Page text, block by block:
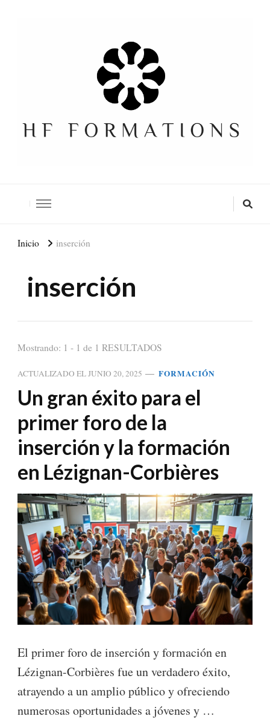
Inicio inserción
inserción
Mostrando: 1 - 1 de 1 RESULTADOS
ACTUALIZADO ELJUNIO 20, 2025 FORMACIÓN
Un gran éxito para el
primer foro de la
inserción y la formación
en Lézignan-Corbières
El primer foro de inserción y formación en
Lézignan-Corbières fue un verdadero éxito,
atrayendo a un amplio público y ofreciendo
numerosas oportunidades a jóvenes y …